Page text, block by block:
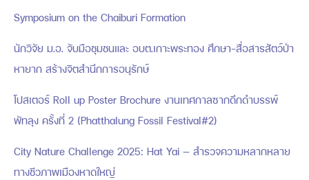
Symposium on the Chaiburi Formation
นักวิจัย ม.อ. จับมือชุมชนและ อบต.เกาะพระทอง ศึกษา-สื่อสารสัตว์ป่า
หายาก สร้างจิตสำนึกการอนุรักษ์
โปสเตอร์ Roll up Poster Brochure งานเทศกาลซากดึกดำบรรพ์
พัทลุง ครั้งที่ 2 (Phatthalung Fossil Festival#2)
City Nature Challenge 2025: Hat Yai — สำรวจความหลากหลาย
ทางชีวภาพเมืองหาดใหญ่